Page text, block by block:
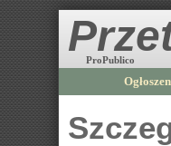
ProPublico